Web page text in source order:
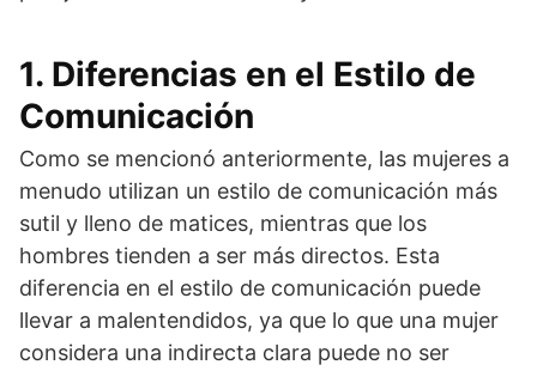
1. Diferencias en el Estilo de
Comunicación
Como se mencionó anteriormente, las mujeres a
menudo utilizan un estilo de comunicación más
sutil y lleno de matices, mientras que los
hombres tienden a ser más directos. Esta
diferencia en el estilo de comunicación puede
llevar a malentendidos, ya que lo que una mujer
considera una indirecta clara puede no ser